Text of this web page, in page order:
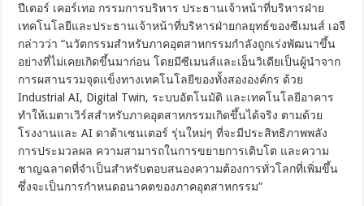
ปีเตอร์ เคอร์เทอ กรรมการบริหาร ประธานเจ้าหน้าที่บริหารฝ่าย
เทคโนโลยีและประธานเจ้าหน้าที่บริหารฝ่ายกลยุทธ์ของซีเมนส์ เอจี
กล่าวว่า “นวัตกรรมสำหรับภาคอุตสาหกรรมกำลังถูกเร่งพัฒนาขึ้น
อย่างที่ไม่เคยเกิดขึ้นมาก่อน โดยมีซีเมนส์และเอ็นวิเดียเป็นผู้นำจาก
การผสานรวมจุดแข็งทางเทคโนโลยีของทั้งสององค์กร ด้วย
Industrial AI, Digital Twin, ระบบอัตโนมัติ และเทคโนโลยีอาคาร
ทำให้เมตาเวิร์สสำหรับภาคอุตสาหกรรมเกิดขึ้นได้จริง ตามด้วย
โรงงานและ AI ดาต้าเซนเตอร์ รุ่นใหม่ๆ ที่จะมีประสิทธิภาพพลัง
การประมวลผล ความสามารถในการขยายการเติบโต และความ
ชาญฉลาดที่จำเป็นสำหรับตอบสนองความต้องการทั่วโลกที่เพิ่มขึ้น
ซึ่งจะเป็นการกำหนดอนาคตของภาคอุตสาหกรรม”